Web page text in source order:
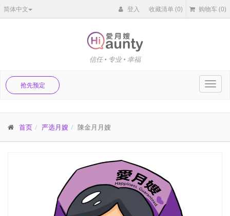
简体中文 登入 收藏清单(0) 购物车(0)
信任 • 专业 • 幸福
抢先预定
首页 严选月嫂 陳金月月嫂